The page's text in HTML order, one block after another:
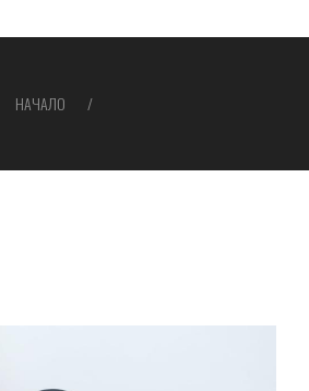
НАЧАЛО